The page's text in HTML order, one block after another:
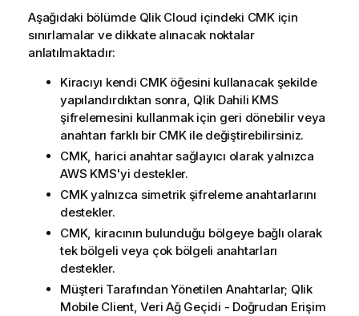
Aşağıdaki bölümde Qlik Cloud içindeki CMKiçin
sınırlamalar ve dikkate alınacak noktalar
anlatılmaktadır:
Kiracıyı kendi CMKöğesini kullanacak şekilde
yapılandırdıktan sonra, Qlik Dahili KMS
şifrelemesini kullanmak için geri dönebilir veya
anahtarı farklı bir CMKile değiştirebilirsiniz.
CMK, harici anahtar sağlayıcı olarak yalnızca
AWS KMS'yi destekler.
CMKyalnızca simetrik şifreleme anahtarlarını
destekler.
CMK, kiracının bulunduğu bölgeye bağlı olarak
tek bölgeli veya çok bölgeli anahtarları
destekler.
Müşteri Tarafından Yönetilen Anahtarlar; Qlik
Mobile Client,Veri Ağ Geçidi - Doğrudan Erişim